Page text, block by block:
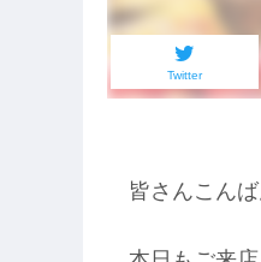
Twitter
皆さんこん